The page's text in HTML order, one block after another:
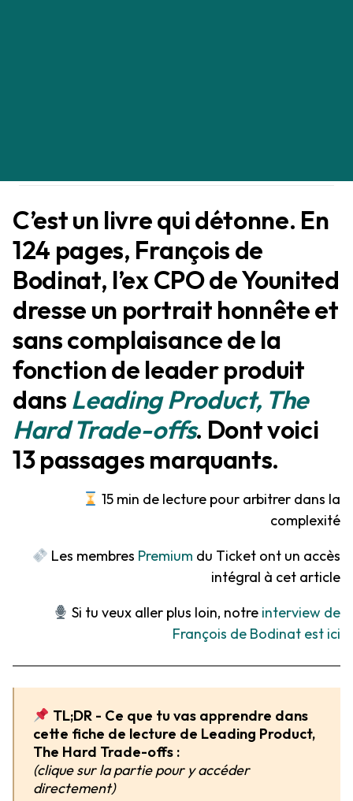
C’est un livre qui détonne. En
124 pages, François de
Bodinat, l’ex CPO de Younited
dresse un portrait honnête et
sans complaisance de la
fonction de leader produit
dans Leading Product, The
Hard Trade-offs. Dont voici
13 passages marquants.
15 min de lecture pour arbitrer dans la
complexité
Les membres Premium du Ticket ont un accès
intégral à cet article
Si tu veux aller plus loin, notre interview de
François de Bodinat est ici
TL;DR - Ce que tu vas apprendre dans
cette fiche de lecture de Leading Product,
The Hard Trade-offs :
(clique sur la partie pour y accéder
directement)